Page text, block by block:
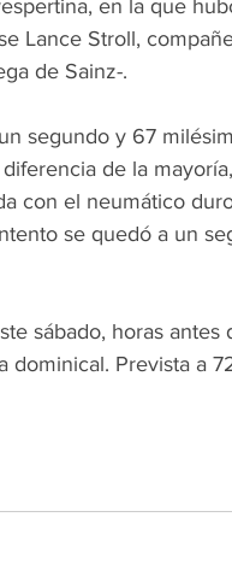
en la que
Lance Stroll,
de Sainz-.
segundo y 67
de la
con el neumático
se quedó a un
sábado, horas antes
Prevista a